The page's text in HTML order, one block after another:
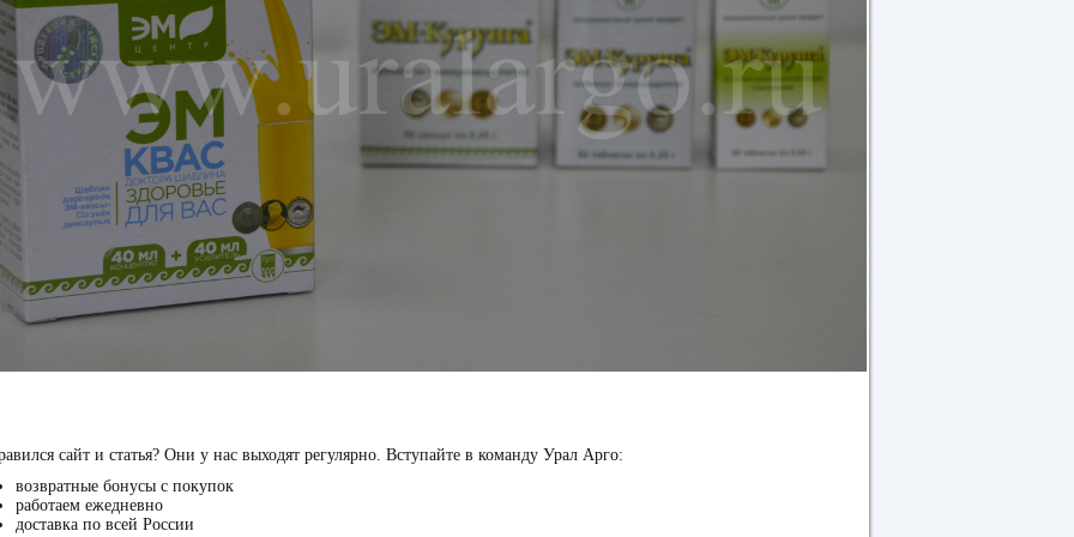
сайт и статья? Они у нас выходят регулярно. Вступайте в команду Урал Арго:
возвратные бонусы с покупок
работаем ежедневно
доставка по всей России